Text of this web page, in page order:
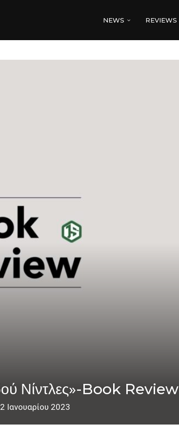
NEWS REVIEWS
Νίντλες»-Book Review
Ιανουαρίου 2023